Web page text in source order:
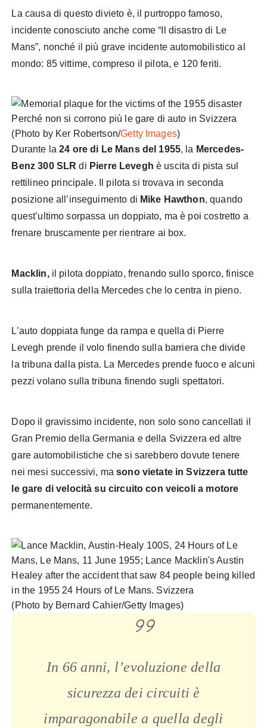
La causa di questo divieto è, il purtroppo famoso,
incidente conosciuto anche come “Il disastro di Le
Mans”, nonché il più grave incidente automobilistico al
mondo: 85 vittime, compreso il pilota, e 120 feriti.
(Photo by Ker Robertson/Getty Images)
Durante la 24 ore di Le Mans del 1955, la Mercedes-
Benz 300 SLR di Pierre Levegh è uscita di pista sul
rettilineo principale. Il pilota si trovava in seconda
posizione all’inseguimento di Mike Hawthon, quando
quest’ultimo sorpassa un doppiato, ma è poi costretto a
frenare bruscamente per rientrare ai box.
Macklin,il pilota doppiato, frenando sullo sporco, finisce
sulla traiettoria della Mercedes che lo centra in pieno.
L’auto doppiata funge da rampa e quella di Pierre
Levegh prende il volo finendo sulla barriera che divide
la tribuna dalla pista. La Mercedes prende fuoco e alcuni
pezzi volano sulla tribuna finendo sugli spettatori.
Dopo il gravissimo incidente, non solo sono cancellati il
Gran Premio della Germania e della Svizzera ed altre
gare automobilistiche che si sarebbero dovute tenere
nei mesi successivi, masono vietate in Svizzera tutte
le gare di velocità su circuito con veicoli a motore
permanentemente.
(Photo by Bernard Cahier/Getty Images)
In 66 anni, l’evoluzione della
sicurezza dei circuiti è
imparagonabile a quella degli